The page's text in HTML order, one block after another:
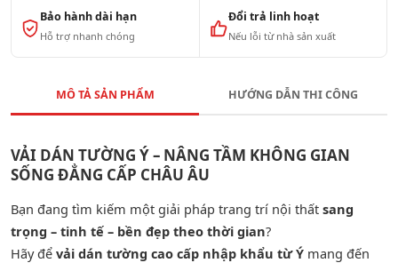
Bảo hành dài hạn
Hỗ trợ nhanh chóng
Đổi trả linh hoạt
Nếu lỗi từ nhà sản xuất
MÔ TẢ SẢN PHẨM HƯỚNG DẪN THI CÔNG
VẢI DÁN TƯỜNG Ý – NÂNG TẦM KHÔNG GIAN
SỐNG ĐẲNG CẤP CHÂU ÂU
Bạn đang tìm kiếm một giải pháp trang trí nội thất sang
trọng – tinh tế – bền đẹp theo thời gian?
Hãy để vải dán tường cao cấp nhập khẩu từ Ý mang đến